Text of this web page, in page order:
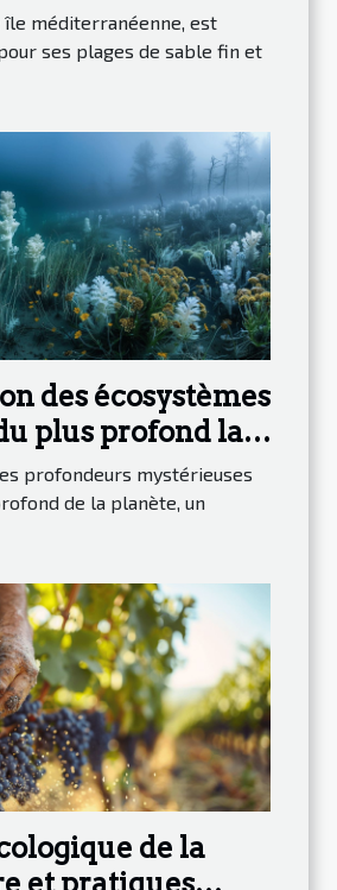
île méditerranéenne, est
ses plages de sable fin et
des écosystèmes
plus profond lac
profondeurs mystérieuses
de la planète, un
de la